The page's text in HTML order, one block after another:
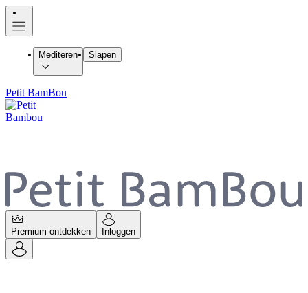
Mediteren Slapen
Petit BamBou
Premium ontdekken Inloggen